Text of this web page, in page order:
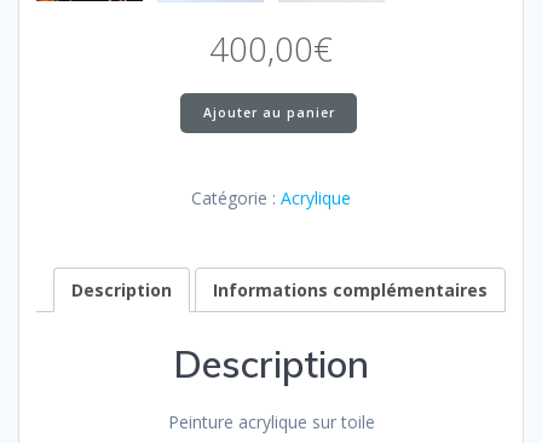
400,00€
quantité
de
Ajouter au panier
Catégorie : Acrylique
Description Informations complémentaires
Description
Peinture acrylique sur toile